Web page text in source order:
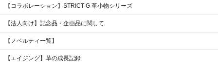
【コラボレーション】STRICT-G 革小物シリーズ
【法人向け】記念品・企画品に関して
【ノベルティ一覧】
【エイジング】革の成長記録